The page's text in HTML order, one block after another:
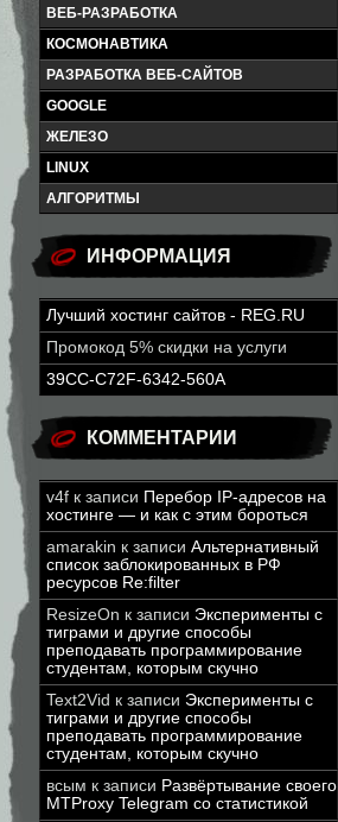
ВЕБ-РАЗРАБОТКА
КОСМОНАВТИКА
РАЗРАБОТКА ВЕБ-САЙТОВ
GOOGLE
ЖЕЛЕЗО
LINUX
АЛГОРИТМЫ
ИНФОРМАЦИЯ
Лучший хостинг сайтов - REG.RU
Промокод 5% скидки на услуги
39CC-C72F-6342-560A
КОММЕНТАРИИ
v4f к записи Перебор IP-адресов на
хостинге — и как с этим бороться
amarakin к записи Альтернативный
список заблокированных в РФ
ресурсов Re:filter
ResizeOn к записи Эксперименты с
тиграми и другие способы
преподавать программирование
студентам, которым скучно
Text2Vid к записи Эксперименты с
тиграми и другие способы
преподавать программирование
студентам, которым скучно
всым к записи Развёртывание своего
MTProxy Telegram со статистикой